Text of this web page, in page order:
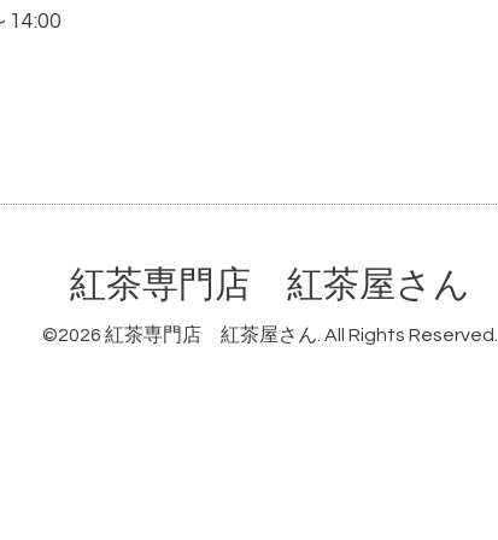
14:00
紅茶専門店 紅茶屋さん
©2026 紅茶専門店 紅茶屋さん. All Rights Reserved.